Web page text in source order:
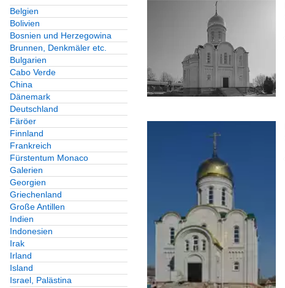
Belgien
Bolivien
Bosnien und Herzegowina
Brunnen, Denkmäler etc.
Bulgarien
Cabo Verde
China
Dänemark
Deutschland
Färöer
Finnland
Frankreich
Fürstentum Monaco
Galerien
Georgien
Griechenland
Große Antillen
Indien
Indonesien
Irak
Irland
Island
Israel, Palästina